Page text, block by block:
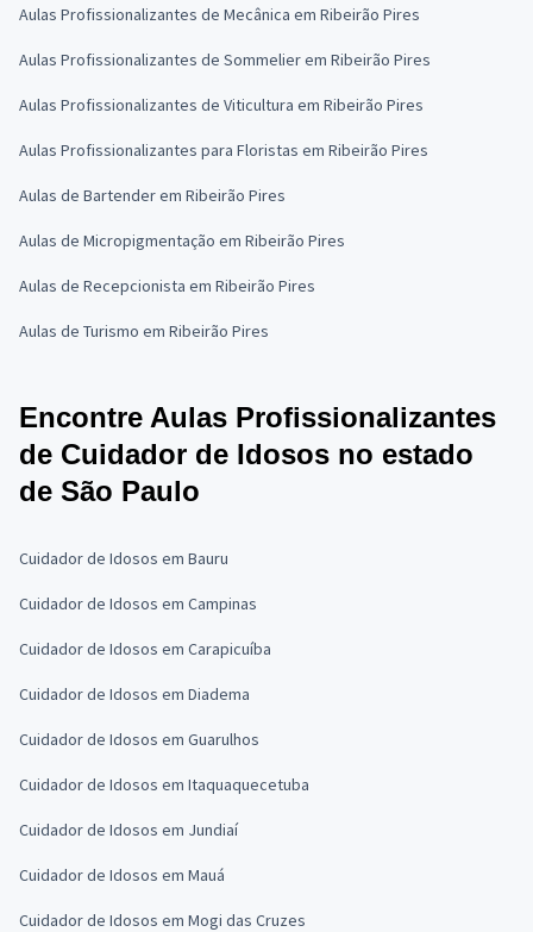
Aulas Profissionalizantes de Mecânica em Ribeirão Pires
Aulas Profissionalizantes de Sommelier em Ribeirão Pires
Aulas Profissionalizantes de Viticultura em Ribeirão Pires
Aulas Profissionalizantes para Floristas em Ribeirão Pires
Aulas de Bartender em Ribeirão Pires
Aulas de Micropigmentação em Ribeirão Pires
Aulas de Recepcionista em Ribeirão Pires
Aulas de Turismo em Ribeirão Pires
Encontre Aulas Profissionalizantes
de Cuidador de Idosos no estado
de São Paulo
Cuidador de Idosos em Bauru
Cuidador de Idosos em Campinas
Cuidador de Idosos em Carapicuíba
Cuidador de Idosos em Diadema
Cuidador de Idosos em Guarulhos
Cuidador de Idosos em Itaquaquecetuba
Cuidador de Idosos em Jundiaí
Cuidador de Idosos em Mauá
Cuidador de Idosos em Mogi das Cruzes